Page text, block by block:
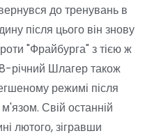
до тренувань в
після цього він знову
"Фрайбурга" з тією ж
річний Шлагер також
режимі після
Свій останній
лютого, зігравши